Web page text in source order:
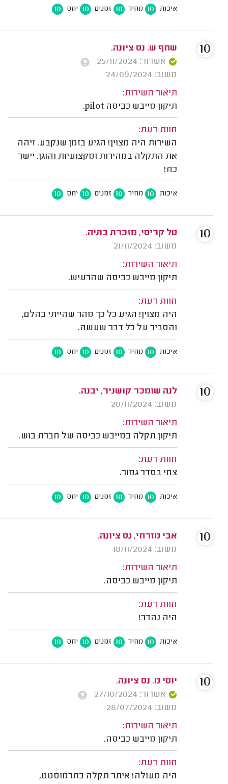
איכות 10 מחיר 10 זמנים 10 יחס 10
שחף ש. נס ציונה.
אשרור: 25/11/2024
משוב: 24/09/2024
תיאור השירות:
תיקון מייבש כביסה pilot.
חוות דעת:
השירות היה מצוין! הגיע בזמן שנקבע. זיהה
את התקלה במהירות ומקצועיות והוגן. יישר
כח!
איכות 10 מחיר 10 זמנים 10 יחס 10
10
טל קריסי, מזכרת בתיה.
משוב: 21/11/2024
תיאור השירות:
תיקון מייבש כביסה שהרעיש.
חוות דעת:
היה מצוין! הגיע כל כך מהר שהייתי בהלם,
והסביר על כל דבר שעשה.
איכות 10 מחיר 10 זמנים 10 יחס 10
10
לנה שומכר קושניר, יבנה.
משוב: 20/11/2024
תיאור השירות:
תיקון תקלה במייבש כביסה של חברת בוש.
חוות דעת:
צחי בסדר גמור.
איכות 10 מחיר 10 זמנים 10 יחס 10
10
אבי מזרחי, נס ציונה.
משוב: 18/11/2024
תיאור השירות:
תיקון מייבש כביסה.
חוות דעת:
היה נהדר!
איכות 10 מחיר 10 זמנים 10 יחס 10
10
יוסי מ. נס ציונה.
אשרור: 27/10/2024
משוב: 28/07/2024
תיאור השירות:
תיקון מייבש כביסה.
חוות דעת:
היה מעולה! איתר תקלה בתרמוסטט,
10